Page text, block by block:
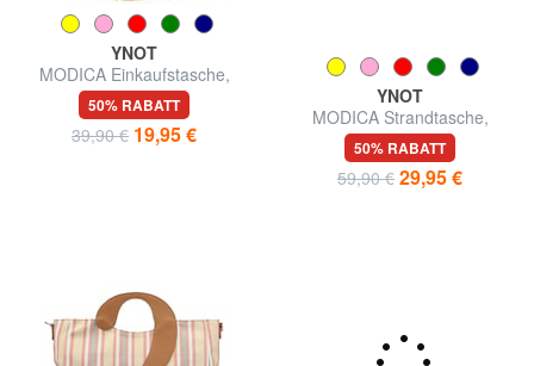
YNOT
MODICA Einkaufstasche,
Umhängetasche
50% RABATT
YNOT
MODICA Strandtasche,
handlich
50% RABATT
59,90 € 29,95 €